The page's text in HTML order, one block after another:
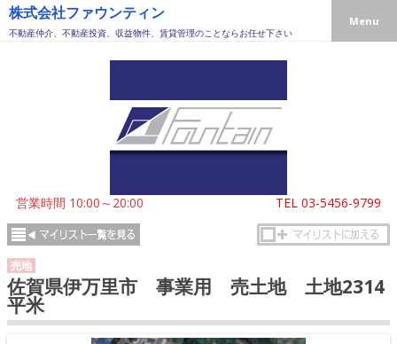
株式会社ファウンティン
不動産仲介、不動産投資、収益物件、賃貸管理のことならお任せ下さい
営業時間 10:00～20:00 TEL 03-5456-9799
Menu
売地
佐賀県伊万里市 事業用 売土地 土地2314
平米